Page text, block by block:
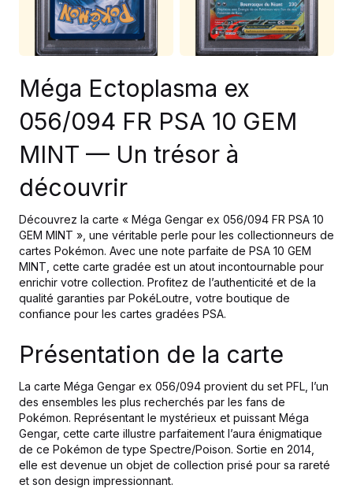
Méga Ectoplasma ex
056/094 FR PSA 10 GEM
MINT — Un trésor à
découvrir
Découvrez la carte « Méga Gengar ex 056/094 FR PSA 10
GEM MINT », une véritable perle pour les collectionneurs de
cartes Pokémon. Avec une note parfaite de PSA 10 GEM
MINT, cette carte gradée est un atout incontournable pour
enrichir votre collection. Profitez de l’authenticité et de la
qualité garanties par PokéLoutre, votre boutique de
confiance pour les cartes gradées PSA.
Présentation de la carte
La carte Méga Gengar ex 056/094 provient du set PFL, l’un
des ensembles les plus recherchés par les fans de
Pokémon. Représentant le mystérieux et puissant Méga
Gengar, cette carte illustre parfaitement l’aura énigmatique
de ce Pokémon de type Spectre/Poison. Sortie en 2014,
elle est devenue un objet de collection prisé pour sa rareté
et son design impressionnant.